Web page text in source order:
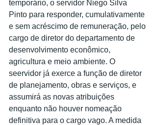
temporário, o servidor Niego Silva
Pinto para responder, cumulativamente
e sem acréscimo de remuneração, pelo
cargo de diretor do departamento de
desenvolvimento econômico,
agricultura e meio ambiente. O
seervidor já exerce a função de diretor
de planejamento, obras e serviços, e
assumirá as novas atribuições
enquanto não houver nomeação
definitiva para o cargo vago. A medida